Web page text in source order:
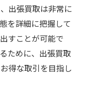
出張買取は非常に
を詳細に把握して
すことが可能で
ために、出張買取
得な取引を目指し